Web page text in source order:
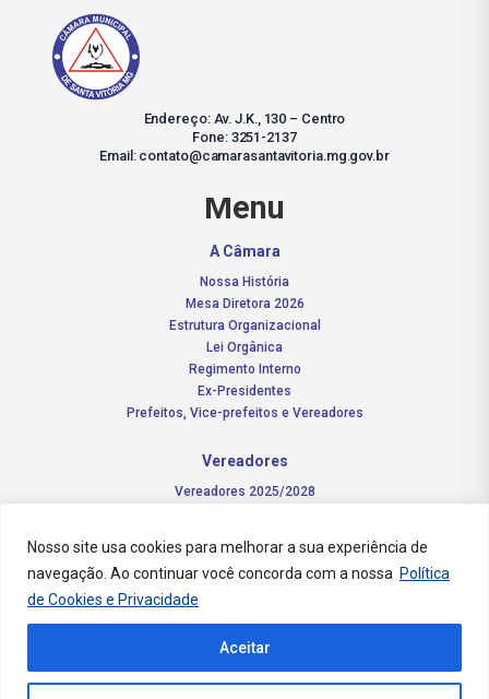
Nosso site usa cookies para melhorar a sua experiência de
navegação. Ao continuar você concorda com a nossa Política
de Cookies e Privacidade
Aceitar
Endereço: Av. J.K., 130 – Centro
Fone: 3251-2137
Email: contato@camarasantavitoria.mg.gov.br
Menu
A Câmara
Nossa História
Mesa Diretora 2026
Estrutura Organizacional
Lei Orgânica
Regimento Interno
Ex-Presidentes
Prefeitos, Vice-prefeitos e Vereadores
Vereadores
Vereadores 2025/2028
Notícias
Concursos